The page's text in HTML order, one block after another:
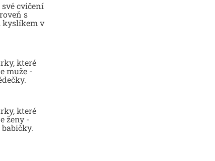
své cvičení
s
v
které
muže -
které
ženy -